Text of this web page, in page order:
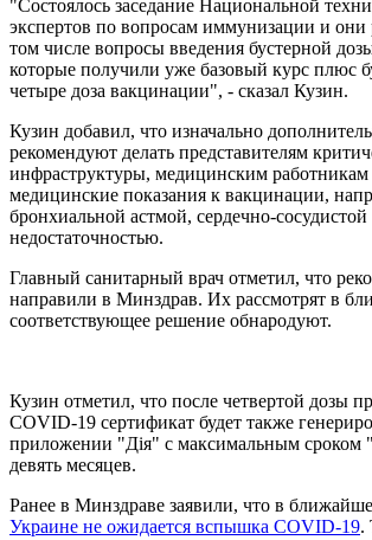
"Состоялось заседание Национальной
экспертов по вопросам иммунизации и они
том числе вопросы введения бустерной
которые получили уже базовый курс плюс
четыре доза вакцинации", - сказал Кузин.
Кузин добавил, что изначально
рекомендуют делать представителям
инфраструктуры, медицинским работникам
медицинские показания к вакцинации,
бронхиальной астмой, сердечно-сосудистой
недостаточностью.
Главный санитарный врач отметил, что
направили в Минздрав. Их рассмотрят в
соответствующее решение обнародуют.
Кузин отметил, что после четвертой дозы
COVID-19 сертификат будет также
приложении "Дія" с максимальным сроком
девять месяцев.
Ранее в Минздраве заявили, что в
Украине не ожидается вспышка COVID-19.